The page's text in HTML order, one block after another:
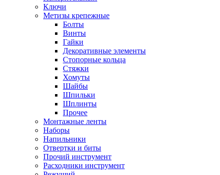
Ключи
Метизы крепежные
Болты
Винты
Гайки
Декоративные элементы
Стопорные кольца
Стяжки
Хомуты
Шайбы
Шпильки
Шплинты
Прочее
Монтажные ленты
Наборы
Напильники
Отвертки и биты
Прочий инструмент
Расходники инструмент